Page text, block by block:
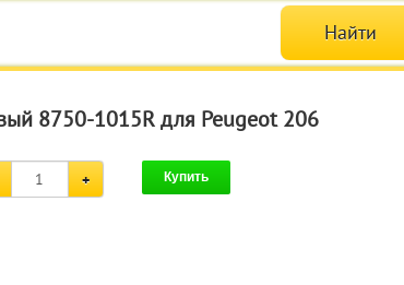
8750-1015R для Peugeot 206
Купить